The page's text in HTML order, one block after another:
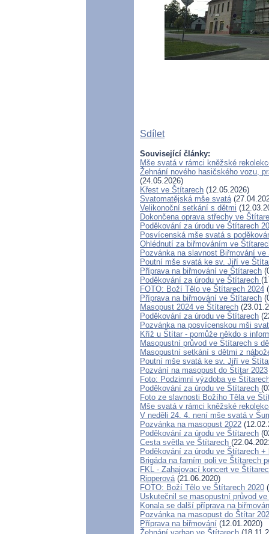
Sdílet
Související články:
Mše svatá v rámci kněžské
Žehnání nového hasičského vozu,
(24.05.2026)
Křest ve Štítarech (12.05.2026)
Svatomatějská mše svatá
Velikonoční setkání s dětmi
Dokončena oprava střechy ve
Poděkování za úrodu ve Štítarech
Posvícenská mše svatá s
Ohlédnutí za biřmováním ve
Pozvánka na slavnost Biřmování ve
Poutní mše svatá ke sv. Jiří ve
Příprava na biřmování ve Štítarech
Poděkování za úrodu ve Štítarech
FOTO: Boží Tělo ve Štítarech 2024
Příprava na biřmování ve Štítarech
Masopust 2024 ve Štítarech
Poděkování za úrodu ve Štítarech
Pozvánka na posvícenskou mši
Kříž u Štítar - pomůže někdo s
Masopustní průvod ve Štítarech s
Masopustní setkání s dětmi z
Poutní mše svatá ke sv. Jiří ve
Pozvání na masopust do Štítar 2023
Foto: Podzimní výzdoba ve
Poděkování za úrodu ve Štítarech
Foto ze slavnosti Božího Těla ve
Mše svatá v rámci kněžské
V neděli 24. 4. není mše svatá v
Pozvánka na masopust 2022
Poděkování za úrodu ve Štítarech
Cesta světla ve Štítarech
Poděkování za úrodu ve Štítarech
Brigáda na farním poli ve Štítarech
FKL - Zahajovací koncert ve
Ripperová(21.06.2020)
FOTO: Boží Tělo ve Štítarech 2020
Uskutečnil se masopustní průvod
Konala se další příprava na
Pozvánka na masopust do Štítar
Příprava na biřmování (12.01.2020)